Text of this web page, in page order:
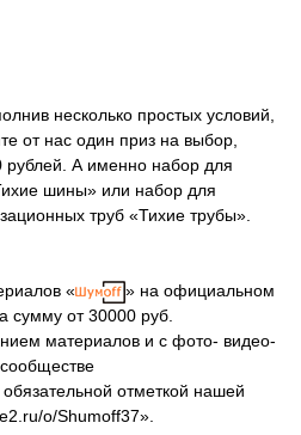
несколько простых условий,
от нас один приз на выбор,
рублей. А именно набор для
шины» или набор для
труб «Тихие трубы».
«
» на официальном
сумму от 30000 руб.
материалов и с фото- видео-
обязательной отметкой нашей
o/Shumoff37».